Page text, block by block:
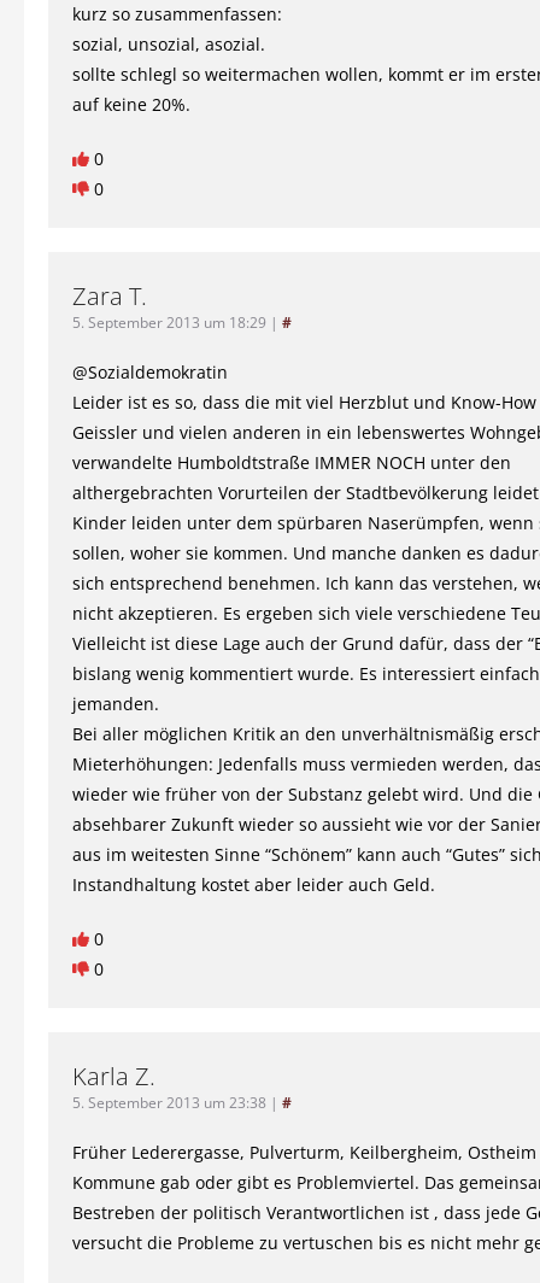
kurz so zusammenfassen:
sozial, unsozial, asozial.
sollte schlegl so weitermachen wollen, kommt er im
auf keine 20%.
0
0
Zara T.
5. September 2013 um 18:29 | #
@Sozialdemokratin
Leider ist es so, dass die mit viel Herzblut und Know-
Geissler und vielen anderen in ein lebenswertes
verwandelte Humboldtstraße IMMER NOCH unter den
althergebrachten Vorurteilen der Stadtbevölkerung
Kinder leiden unter dem spürbaren Naserümpfen, wenn
sollen, woher sie kommen. Und manche danken es
sich entsprechend benehmen. Ich kann das verstehen,
nicht akzeptieren. Es ergeben sich viele verschiedene
Vielleicht ist diese Lage auch der Grund dafür, dass der
bislang wenig kommentiert wurde. Es interessiert
jemanden.
Bei aller möglichen Kritik an den unverhältnismäßig
Mieterhöhungen: Jedenfalls muss vermieden werden,
wieder wie früher von der Substanz gelebt wird. Und die
absehbarer Zukunft wieder so aussieht wie vor der
aus im weitesten Sinne “Schönem” kann auch “Gutes”
Instandhaltung kostet aber leider auch Geld.
0
0
Karla Z.
5. September 2013 um 23:38 | #
Früher Lederergasse, Pulverturm, Keilbergheim,
Kommune gab oder gibt es Problemviertel. Das
Bestreben der politisch Verantwortlichen ist , dass jede
versucht die Probleme zu vertuschen bis es nicht mehr